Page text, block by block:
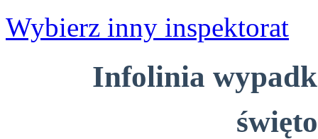
Wybierz inny inspektorat
Infolinia